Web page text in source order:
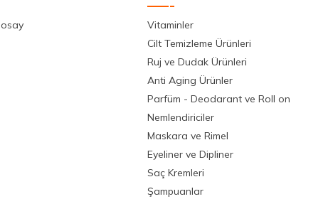
Vitaminler
Cilt Temizleme Ürünleri
Ruj ve Dudak Ürünleri
Anti Aging Ürünler
Parfüm - Deodarant ve Roll on
Nemlendiriciler
Maskara ve Rimel
Eyeliner ve Dipliner
Saç Kremleri
Şampuanlar